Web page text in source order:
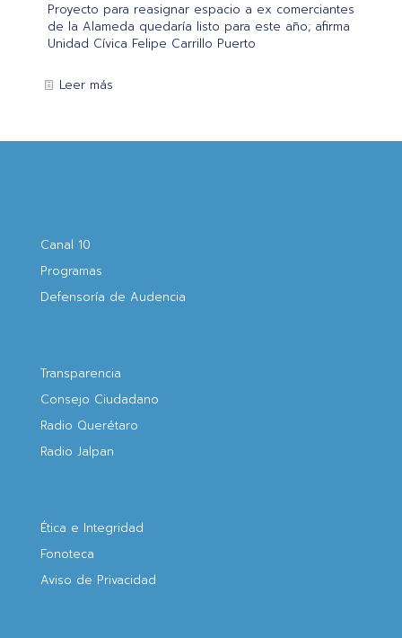
Proyecto para reasignar espacio a ex comerciantes
de la Alameda quedaría listo para este año; afirma
Unidad Cívica Felipe Carrillo Puerto
Leer más
Canal 10
Programas
Defensoría de Audencia
Transparencia
Consejo Ciudadano
Radio Querétaro
Radio Jalpan
Ética e Integridad
Fonoteca
Aviso de Privacidad